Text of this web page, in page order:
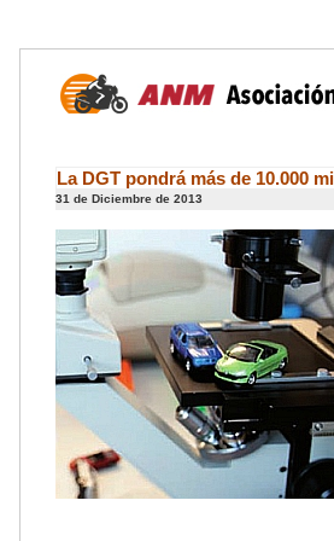
La DGT pondrá más de 10.000
31 de Diciembre de 2013